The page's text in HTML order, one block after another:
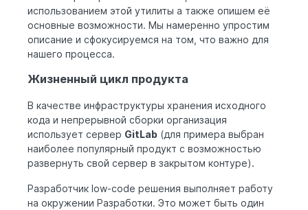
использованием этой утилиты а также опишем её
основные возможности. Мы намеренно упростим
описание и сфокусируемся на том, что важно для
нашего процесса.
Жизненный цикл продукта
В качестве инфраструктуры хранения исходного
кода и непрерывной сборки организация
использует сервер GitLab (для примера выбран
наиболее популярный продукт с возможностью
развернуть свой сервер в закрытом контуре).
Разработчик low-code решения выполняет работу
на окружении Разработки. Это может быть один